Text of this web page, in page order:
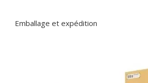
Emballage et expédition